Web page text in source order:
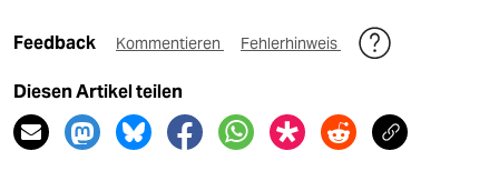
Feedback Kommentieren Fehlerhinweis
Diesen Artikel teilen